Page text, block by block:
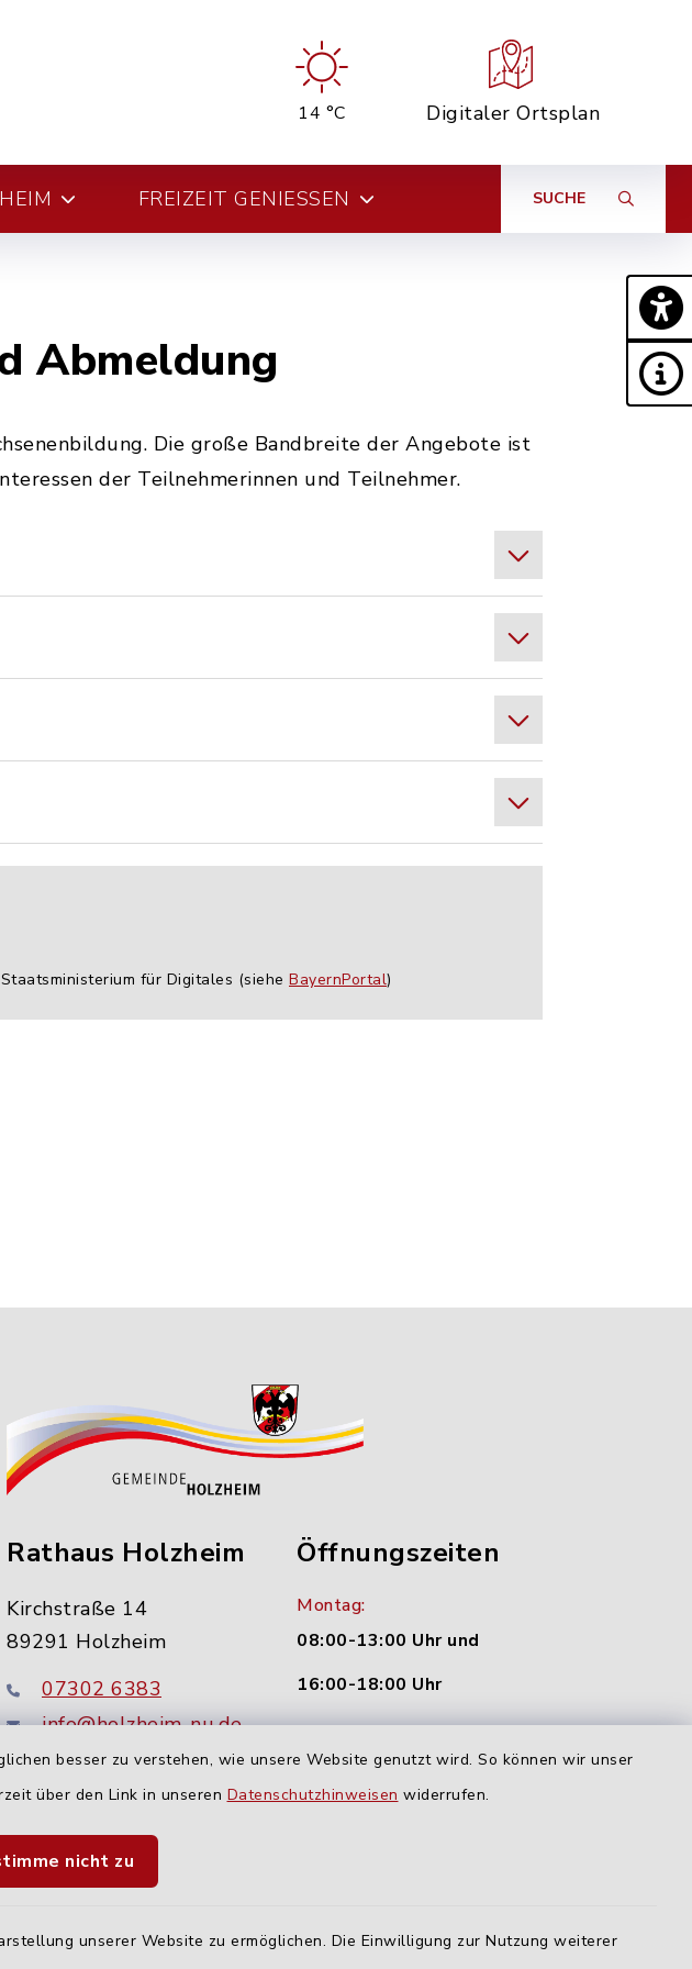
besser zu verstehen, wie unsere Website genutzt wird. So können wir unser
über den Link in unseren Datenschutzhinweisen widerrufen.
nicht zu
unserer Website zu ermöglichen. Die Einwilligung zur Nutzung weiterer
14 °C Digitaler Ortsplan
FREIZEIT GENIESSEN SUCHE
Abmeldung
Die große Bandbreite der Angebote ist
der Teilnehmerinnen und Teilnehmer.
für Digitales (siehe BayernPortal)
Rathaus Holzheim
Kirchstraße 14
89291 Holzheim
07302 6383
info@holzheim-nu.de
Öffnungszeiten
Montag:
08:00-13:00 Uhr und
16:00-18:00 Uhr
09:00-12:00 Uhr
geschlossen